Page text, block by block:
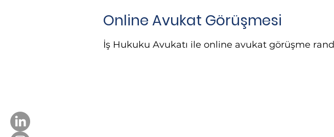
Online Avukat Görüşmesi
İş Hukuku Avukatı ile online avukat görüşme